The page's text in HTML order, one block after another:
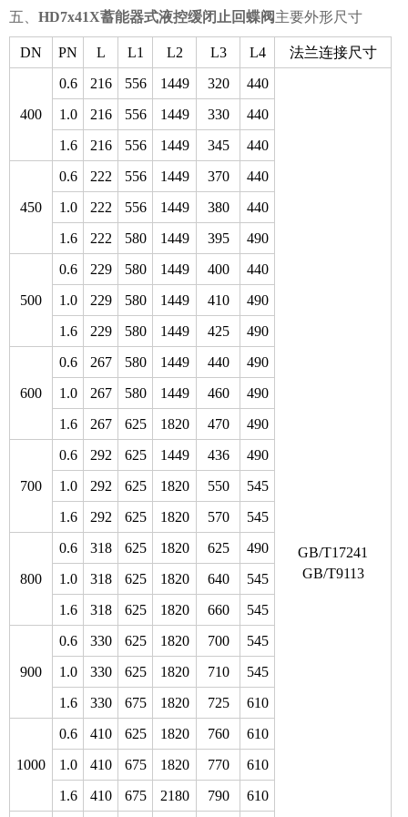
五、 HD7x41X蓄能器式液控缓闭止回蝶阀主要外形尺寸
DN PN L L1 L2 L3 L4 法兰连接尺寸
400
0.6 216 556 1449 320 440
GB/T17241
GB/T9113
1.0 216 556 1449 330
440
1.6
216 556 1449 345 440
450
0.6 222 556 1449 370
440
1.0
222 556 1449 380
440
1.6
222 580 1449 395 490
500
0.6 229 580 1449 400
440
1.0
229 580 1449 410
490
1.6
229 580 1449 425 490
600
0.6 267 580 1449 440
490
1.0
267 580 1449 460
490
1.6
267 625 1820 470 490
700
0.6 292 625 1449 436
490
1.0
292 625 1820 550
545
1.6
292 625 1820 570 545
800
0.6 318 625 1820 625
490
1.0
318 625 1820 640
545
1.6
318 625 1820 660 545
900
0.6 330 625 1820 700
545
1.0
330 625 1820 710
545
1.6
330 675 1820 725 610
1000
0.6 410 625 1820 760
610
1.0
410 675 1820 770
610
1.6
410 675 2180 790 610